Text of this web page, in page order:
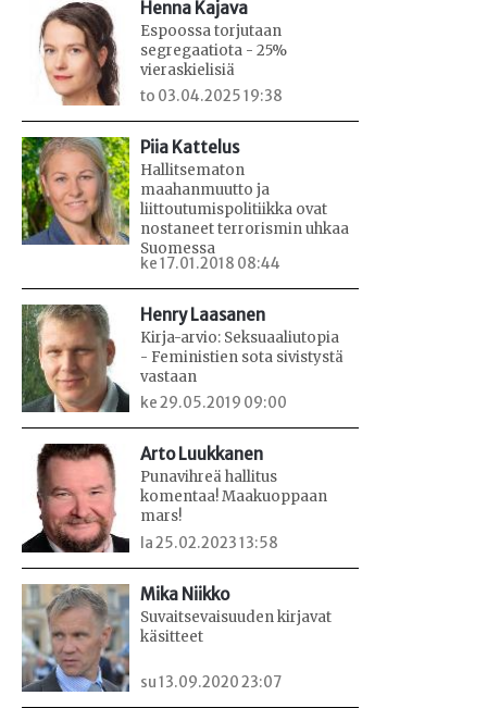
Henna Kajava
Espoossa torjutaan
segregaatiota - 25%
vieraskielisiä
to 03.04.2025 19:38
Piia Kattelus
Hallitsematon
maahanmuutto ja
liittoutumispolitiikka ovat
nostaneet terrorismin uhkaa
Suomessa
ke 17.01.2018 08:44
Henry Laasanen
Kirja-arvio: Seksuaaliutopia
- Feministien sota sivistystä
vastaan
ke 29.05.2019 09:00
Arto Luukkanen
Punavihreä hallitus
komentaa! Maakuoppaan
mars!
la 25.02.2023 13:58
Mika Niikko
Suvaitsevaisuuden kirjavat
käsitteet
su 13.09.2020 23:07